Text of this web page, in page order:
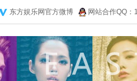
东方娱乐网官方微博 网站合作QQ